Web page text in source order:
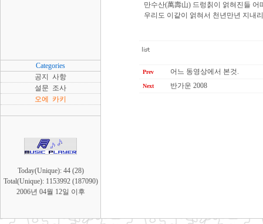
Categories
공지 사항
설문 조사
오에 카키
Today(Unique): 44 (28)
Total(Unique): 1153992 (187090)
2006년 04월 12일 이후
만수산(萬壽山) 드렁칡이 얽혀진들 어
우리도 이같이 얽혀서 천년만년 지내
Prev 어느 동영상에서 본것.
Next 반가운 2008